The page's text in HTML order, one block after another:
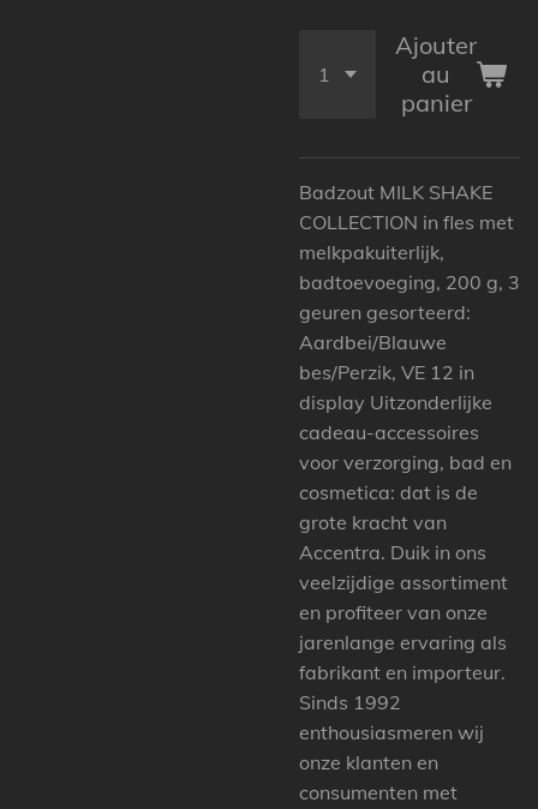
Ajouter
au
panier
Badzout MILK SHAKE
COLLECTION in fles met
melkpakuiterlijk,
badtoevoeging, 200 g, 3
geuren gesorteerd:
Aardbei/Blauwe
bes/Perzik, VE 12 in
display Uitzonderlijke
cadeau-accessoires
voor verzorging, bad en
cosmetica: dat is de
grote kracht van
Accentra. Duik in ons
veelzijdige assortiment
en profiteer van onze
jarenlange ervaring als
fabrikant en importeur.
Sinds 1992
enthousiasmeren wij
onze klanten en
consumenten met